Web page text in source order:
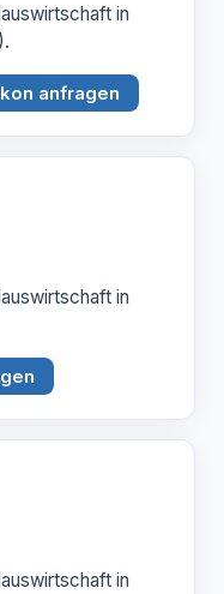
in
anfragen
in
in